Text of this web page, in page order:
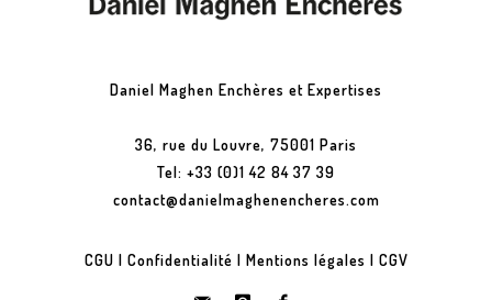
Daniel Maghen Enchères et Expertises
36, rue du Louvre, 75001 Paris
Tel: +33 (0)1 42 84 37 39
contact@danielmaghenencheres.com
CGU | Confidentialité | Mentions légales | CGV